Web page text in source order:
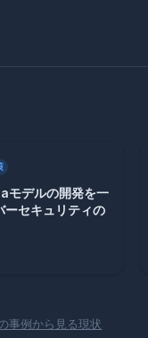
モデルの開発を一
セキュリティの
事例から見る現状